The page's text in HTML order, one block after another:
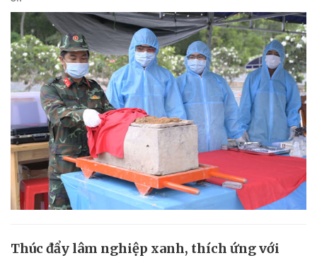
Thúc đẩy lâm nghiệp xanh, thích ứng với